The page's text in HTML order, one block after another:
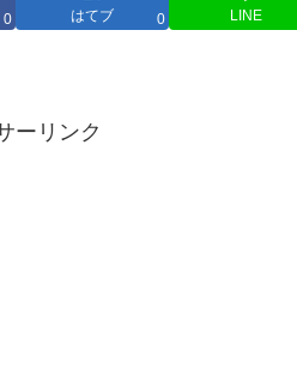
0 はてブ 0 LINE
ーリンク